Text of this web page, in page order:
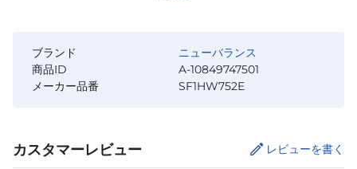
ブランド
ニューバランス
商品ID
A-10849747501
メーカー品番
SF1HW752E
カスタマーレビュー レビューを書く